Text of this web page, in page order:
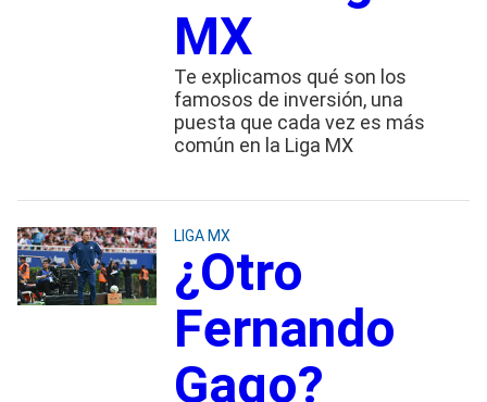
MX
Te explicamos qué son los
famosos de inversión, una
puesta que cada vez es más
común en la Liga MX
LIGA MX
¿Otro
Fernando
Gago?